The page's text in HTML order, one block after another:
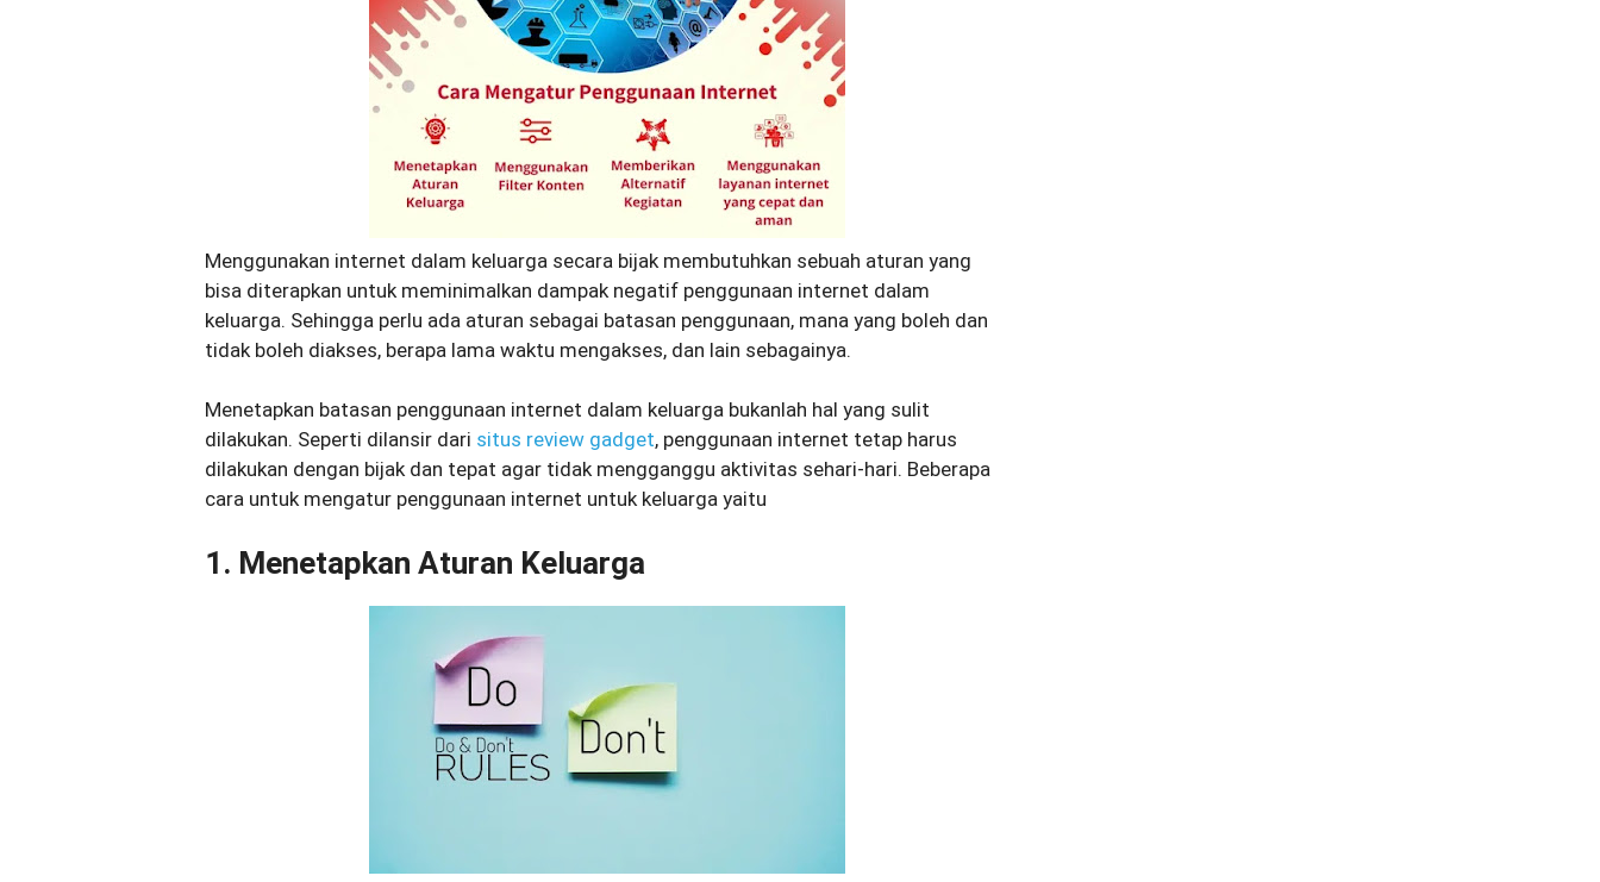
Menggunakan internet dalam keluarga secara bijak membutuhkan sebuah aturan yang
bisa diterapkan untuk meminimalkan dampak negatif penggunaan internet dalam
keluarga. Sehingga perlu ada aturan sebagai batasan penggunaan, mana yang boleh dan
tidak boleh diakses, berapa lama waktu mengakses, dan lain sebagainya.
Menetapkan batasan penggunaan internet dalam keluarga bukanlah hal yang sulit
dilakukan. Seperti dilansir dari situs review gadget, penggunaan internet tetap harus
dilakukan dengan bijak dan tepat agar tidak mengganggu aktivitas sehari-hari. Beberapa
cara untuk mengatur penggunaan internet untuk keluarga yaitu
1. Menetapkan Aturan Keluarga